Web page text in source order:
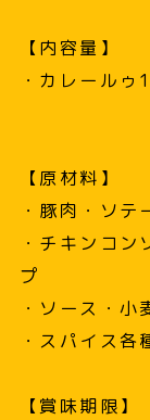
【内容量】
・カレールゥ
【原材料】
・豚肉・ソ
・チキンコ
プ
・ソース・
・スパイス各
【賞味期限】